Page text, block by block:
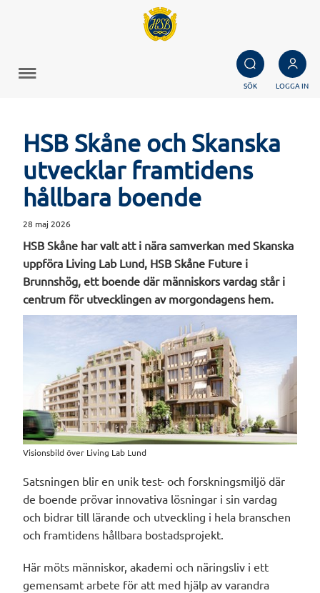
SÖK LOGGA IN
HSB Skåne och Skanska
utvecklar framtidens
hållbara boende
28 maj 2026
HSB Skåne har valt att i nära samverkan med Skanska
uppföra Living Lab Lund, HSB Skåne Future i
Brunnshög, ett boende där människors vardag står i
centrum för utvecklingen av morgondagens hem.
Visionsbild över Living Lab Lund
Satsningen blir en unik test- och forskningsmiljö där
de boende prövar innovativa lösningar i sin vardag
och bidrar till lärande och utveckling i hela branschen
och framtidens hållbara bostadsprojekt.
Här möts människor, akademi och näringsliv i ett
gemensamt arbete för att med hjälp av varandra